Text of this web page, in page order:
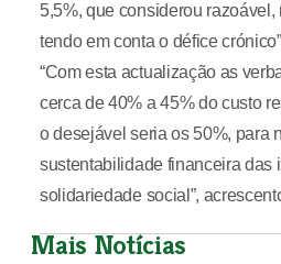
5,5%, que considerou razoável,
tendo em conta o défice
“Com esta actualização as
cerca de 40% a 45% do custo
o desejável seria os 50%, para
sustentabilidade financeira das
solidariedade social”,
Mais Notícias